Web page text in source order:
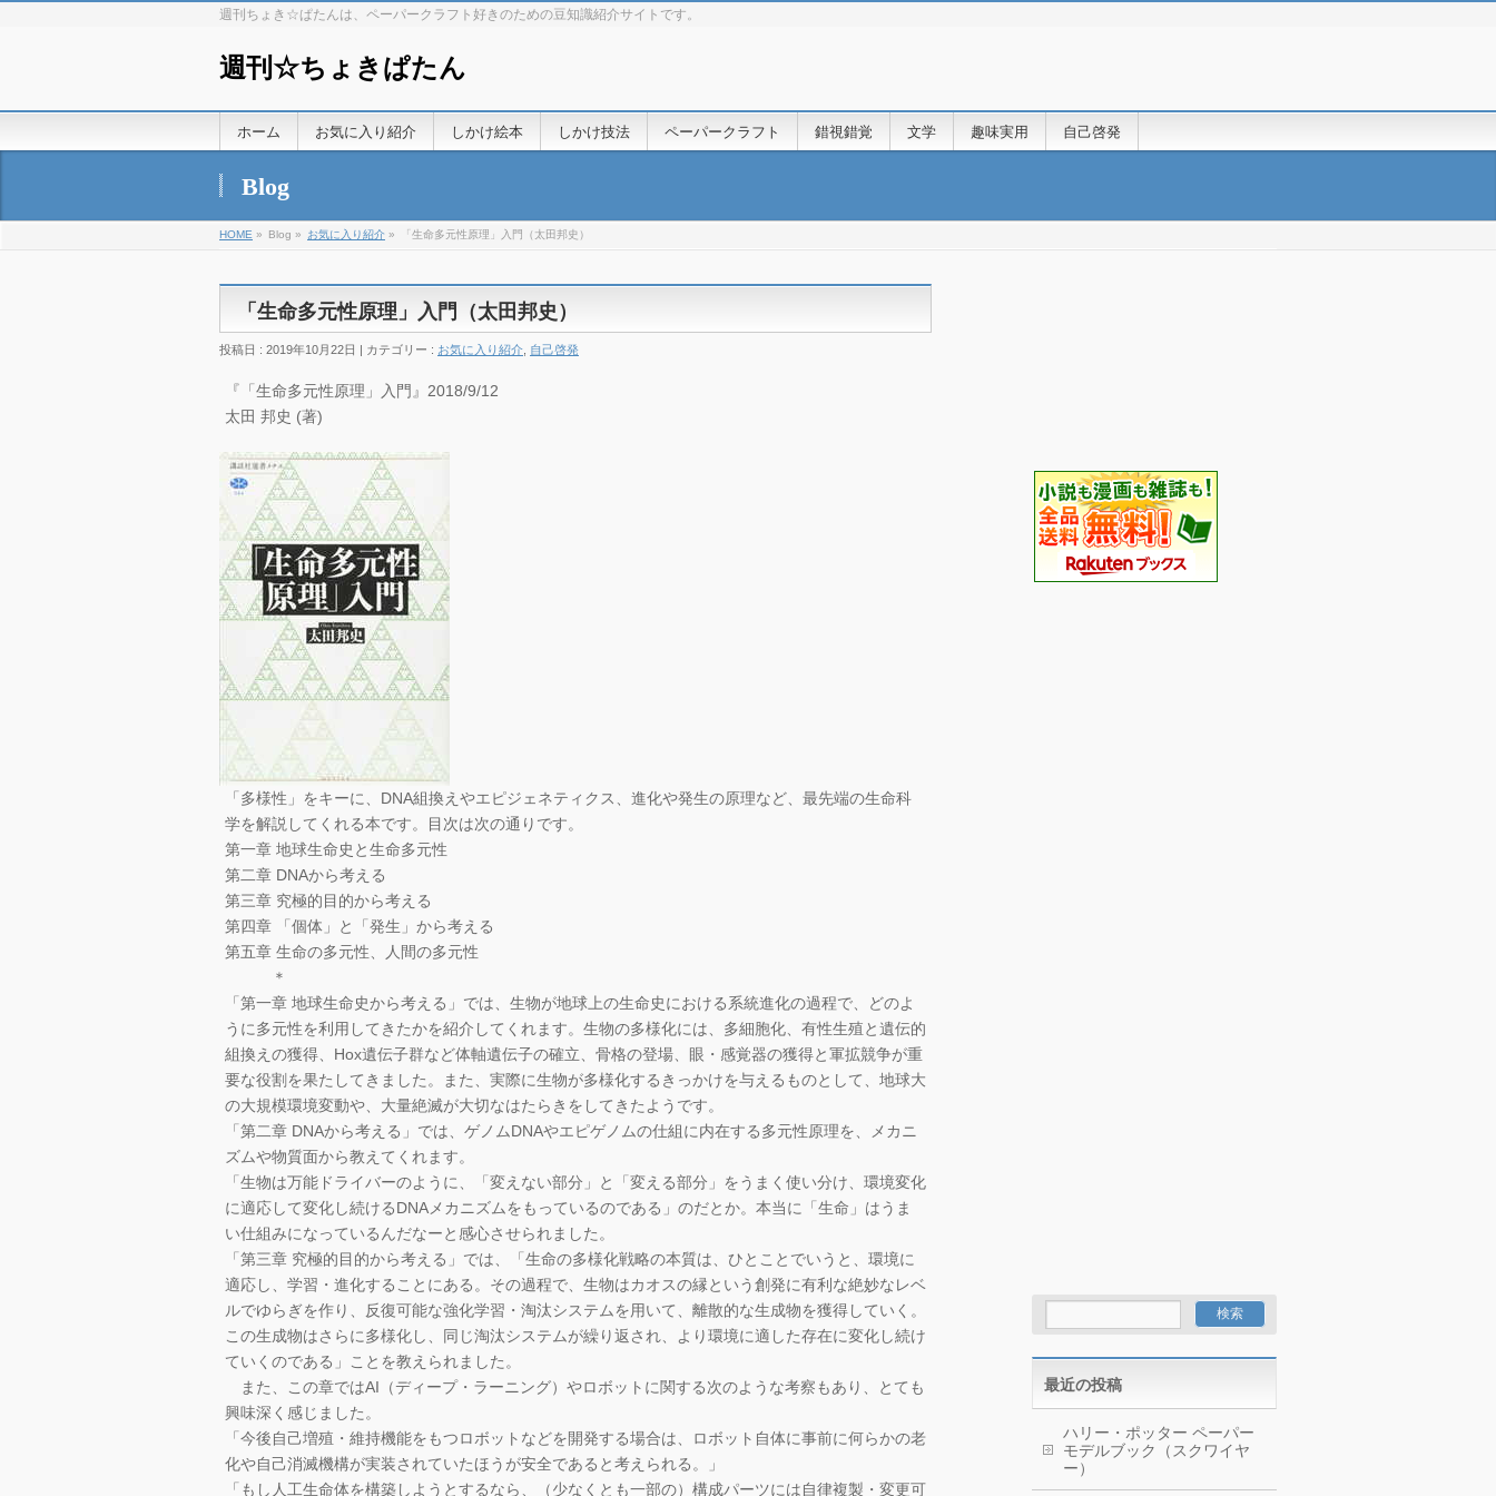
週刊ちょき☆ぱたんは、ペーパークラフト好きのための豆知識紹介サイトです。
週刊☆ちょきぱたん
ホーム お気に入り紹介 しかけ絵本 しかけ技法 ペーパークラフト 錯視錯覚 文学 趣味実用 自己啓発
Blog
HOME » Blog » お気に入り紹介 » 「生命多元性原理」入門（太田邦史）
「生命多元性原理」入門（太田邦史）
投稿日 : 2019年10月22日 | カテゴリー : お気に入り紹介 自己啓発
『「生命多元性原理」入門』2018/9/12
太田 邦史 (著)
「多様性」をキーに、DNA組換えやエピジェネティクス、進化や発生の原理など、最先端の生命科
学を解説してくれる本です。目次は次の通りです。
第一章 地球生命史と生命多元性
第二章 DNAから考える
第三章 究極的目的から考える
第四章 「個体」と「発生」から考える
第五章 生命の多元性、人間の多元性
＊
「第一章 地球生命史から考える」では、生物が地球上の生命史における系統進化の過程で、どのよ
うに多元性を利用してきたかを紹介してくれます。生物の多様化には、多細胞化、有性生殖と遺伝的
組換えの獲得、Hox遺伝子群など体軸遺伝子の確立、骨格の登場、眼・感覚器の獲得と軍拡競争が重
要な役割を果たしてきました。また、実際に生物が多様化するきっかけを与えるものとして、地球大
の大規模環境変動や、大量絶滅が大切なはたらきをしてきたようです。
「第二章 DNAから考える」では、ゲノムDNAやエピゲノムの仕組に内在する多元性原理を、メカニ
ズムや物質面から教えてくれます。
「生物は万能ドライバーのように、「変えない部分」と「変える部分」をうまく使い分け、環境変化
に適応して変化し続けるDNAメカニズムをもっているのである」のだとか。本当に「生命」はうま
い仕組みになっているんだなーと感心させられました。
「第三章 究極的目的から考える」では、「生命の多様化戦略の本質は、ひとことでいうと、環境に
適応し、学習・進化することにある。その過程で、生物はカオスの縁という創発に有利な絶妙なレベ
ルでゆらぎを作り、反復可能な強化学習・淘汰システムを用いて、離散的な生成物を獲得していく。
この生成物はさらに多様化し、同じ淘汰システムが繰り返され、より環境に適した存在に変化し続け
ていくのである」ことを教えられました。
また、この章ではAI（ディープ・ラーニング）やロボットに関する次のような考察もあり、とても
興味深く感じました。
「今後自己増殖・維持機能をもつロボットなどを開発する場合は、ロボット自体に事前に何らかの老
化や自己消滅機構が実装されていたほうが安全であると考えられる。」
「もし人工生命体を構築しようとするなら、（少なくとも一部の）構成パーツには自律複製・変更可
最近の投稿
ハリー・ポッター ペーパー
モデルブック（スクワイヤ
ー）